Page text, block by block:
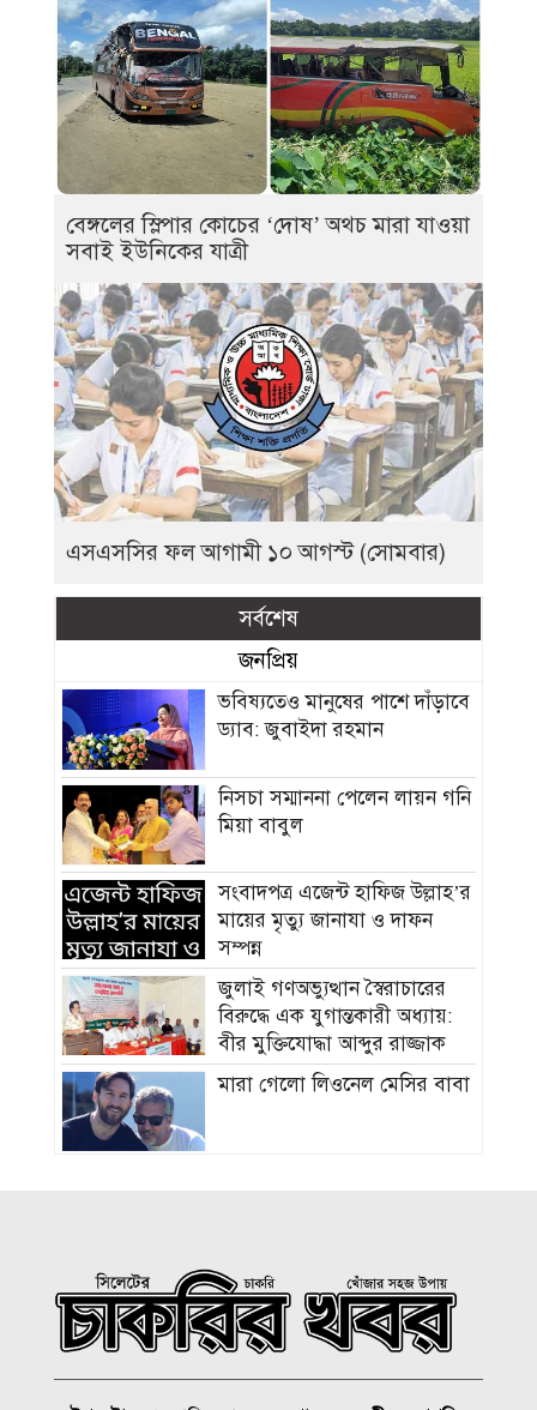
বেঙ্গলের স্লিপার কোচের ‘দোষ’ অথচ মারা যাওয়া
সবাই ইউনিকের যাত্রী
এসএসসির ফল আগামী ১০ আগস্ট (সোমবার)
সর্বশেষ
জনপ্রিয়
ভবিষ্যতেও মানুষের পাশে দাঁড়াবে
ড্যাব: জুবাইদা রহমান
নিসচা সম্মাননা পেলেন লায়ন গনি
মিয়া বাবুল
সংবাদপত্র এজেন্ট হাফিজ উল্লাহ’র
মায়ের মৃত্যু জানাযা ও দাফন
সম্পন্ন
জুলাই গণঅভ্যুত্থান স্বৈরাচারের
বিরুদ্ধে এক যুগান্তকারী অধ্যায়:
বীর মুক্তিযোদ্ধা আব্দুর রাজ্জাক
মারা গেলো লিওনেল মেসির বাবা
মাহবুবুল হক চৌধুরী
হাম ও উপসর্গে আরও ৪ শিশুর
মৃত্যু, নতুন রোগী ৭৭৬